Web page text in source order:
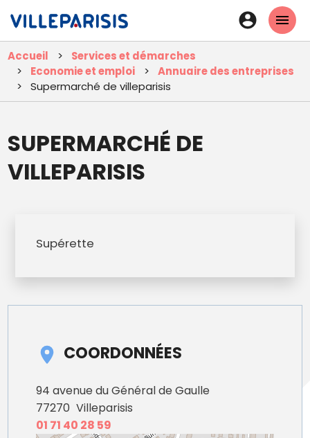
contenu
principal
En-
tête
-
Accueil
Services et démarches
Economie et emploi
Annuaire des entreprises
Supermarché de villeparisis
SUPERMARCHÉ DE
VILLEPARISIS
Supérette
COORDONNÉES
94 avenue du Général de Gaulle
77270 Villeparisis
01 71 40 28 59